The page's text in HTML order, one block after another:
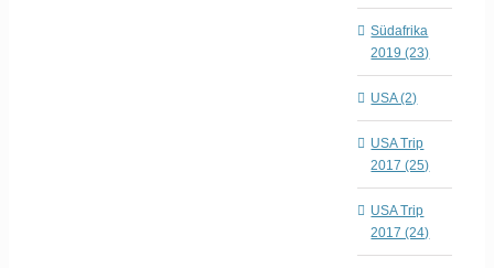
Südafrika
2019 (23)
USA (2)
USA Trip
2017 (25)
USA Trip
2017 (24)